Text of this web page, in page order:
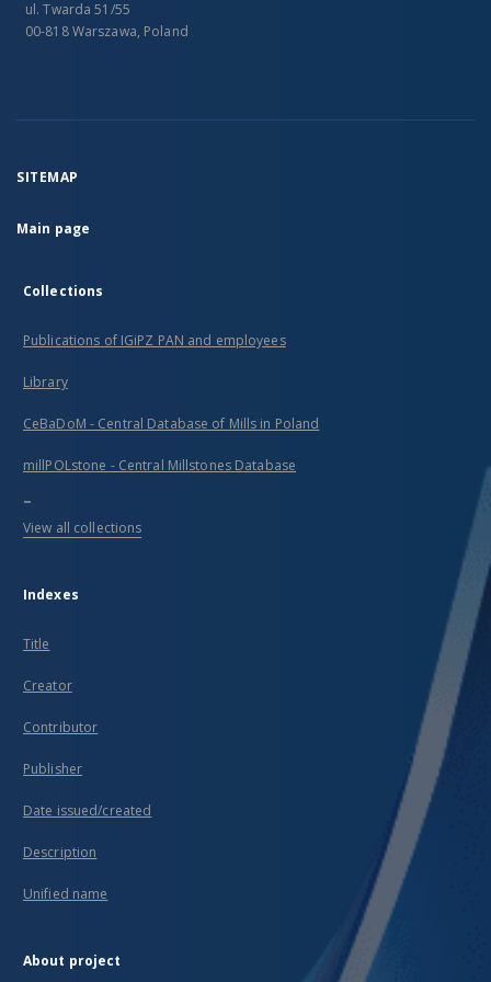
ul. Twarda 51/55
00-818 Warszawa, Poland
SITEMAP
Main page
Collections
Publications of IGiPZ PAN and employees
Library
CeBaDoM - Central Database of Mills in Poland
millPOLstone - Central Millstones Database
...
View all collections
Indexes
Title
Creator
Contributor
Publisher
Date issued/created
Description
Unified name
About project